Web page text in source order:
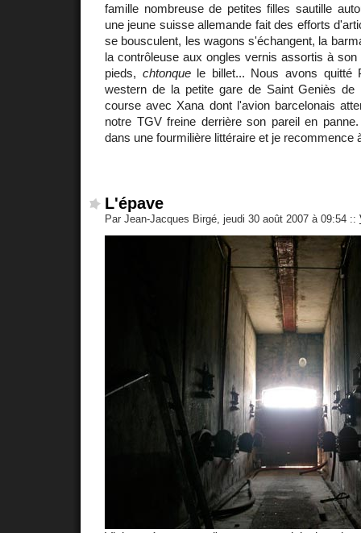
famille nombreuse de petites filles sautille
une jeune suisse allemande fait des efforts
se bousculent, les wagons s'échangent, la
la contrôleuse aux ongles vernis assortis à
pieds, chtonquele billet... Nous avons quitté
western de la petite gare de Saint Geniès de
course avec Xana dont l'avion barcelonais
notre TGV freine derrière son pareil en
dans une fourmilière littéraire et je recommence
L'épave
Par Jean-Jacques Birgé, jeudi 30 août 2007 à 09:54 ::